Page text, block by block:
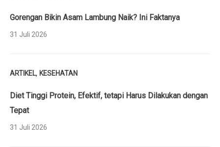
Gorengan Bikin Asam Lambung Naik? Ini Faktanya
31 Juli 2026
ARTIKEL, KESEHATAN
Diet Tinggi Protein, Efektif, tetapi Harus Dilakukan dengan
Tepat
31 Juli 2026